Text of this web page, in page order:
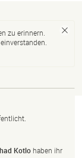
zu erinnern.
Kotlo haben ihr